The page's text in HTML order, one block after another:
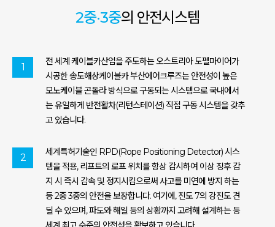
2중·3중의 안전시스템
1
전 세계 케이블카산업을 주도하는 오스트리아 도펠마이어가
시공한 송도해상케이블카 부산에어크루즈는 안전성이 높은
모노케이블 곤돌라 방식으로 구동되는 시스템으로 국내에서
는 유일하게 반전활차(리턴스테이션) 직접 구동 시스템을 갖추
고 있습니다.
2
세계특허기술인 RPD(Rope Positioning Detector) 시스
템을 적용, 리프트의 로프 위치를 항상 감시하여 이상 징후 감
지 시 즉시 감속 및 정지시킴으로써 사고를 미연에 방지 하는
등 2중 3중의 안전을 보장합니다. 여기에, 진도 7의 강진도 견
딜 수 있으며, 파도와 해일 등의 상황까지 고려해 설계하는 등